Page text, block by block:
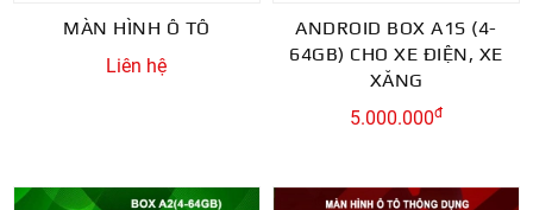
MÀN HÌNH Ô TÔ
Liên hệ
ANDROID BOX A1S (4-
64GB) CHO XE ĐIỆN, XE
XĂNG
5.000.000đ